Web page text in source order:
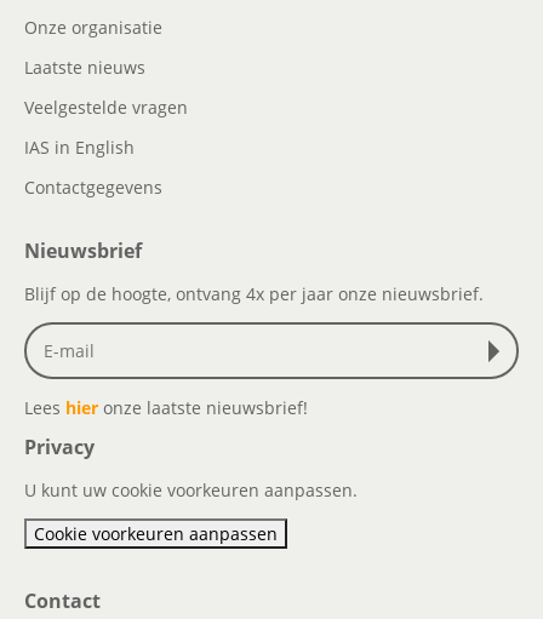
Onze organisatie
Laatste nieuws
Veelgestelde vragen
IAS in English
Contactgegevens
Nieuwsbrief
Blijf op de hoogte, ontvang 4x per jaar onze nieuwsbrief.
Lees hier onze laatste nieuwsbrief!
Privacy
U kunt uw cookie voorkeuren aanpassen.
Cookie voorkeuren aanpassen
Contact